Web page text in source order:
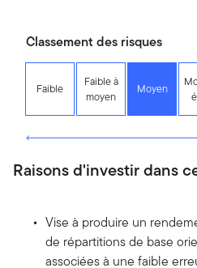
Classement des risques
Faible
Faible à
moyen
Moyen
Raisons d'investir dans
Vise à produire un
de répartitions de base
associées à une faible